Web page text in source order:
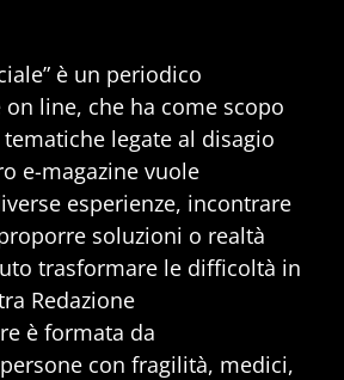
è un periodico
on line, che ha come scopo
legate al disagio
e-magazine vuole
esperienze, incontrare
soluzioni o realtà
trasformare le difficoltà in
Redazione
è formata da
con fragilità, medici,